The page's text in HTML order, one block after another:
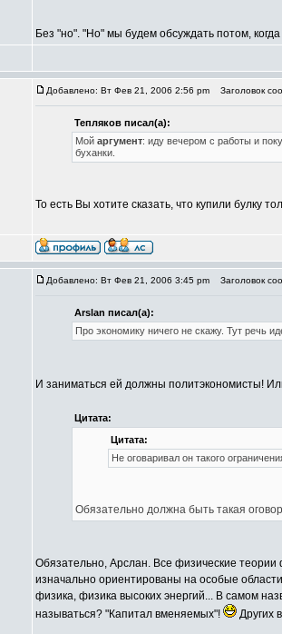
Без "но". "Но" мы будем обсуждать потом,
Добавлено: Вт Фев 21, 2006 2:56 pm Заголовок
Тепляков писал(а):
Мой аргумент: иду вечером с работы и
буханки.
То есть Вы хотите сказать, что купили булку
Добавлено: Вт Фев 21, 2006 3:45 pm Заголовок
Arslan писал(а):
Про экономику ничего не скажу. Тут речь
И заниматься ей должны политэкономисты!
Цитата:
Цитата:
Не оговаривал он такого
Обязательно должна быть такая
Обязательно, Арслан. Все физические
изначально ориентированы на особые
физика, физика высоких энергий... В самом
называться? "Капитал вменяемых"!
Других